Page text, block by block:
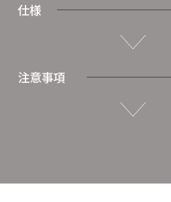
仕様
注意事項